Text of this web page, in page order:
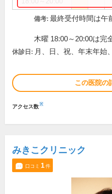
備考: 最終受付時間は午
木曜 18:00～20:00は完
休診日: 月、日、祝、年末年始
この医院の
アクセス数※
みきこクリニック
口コミ 1件